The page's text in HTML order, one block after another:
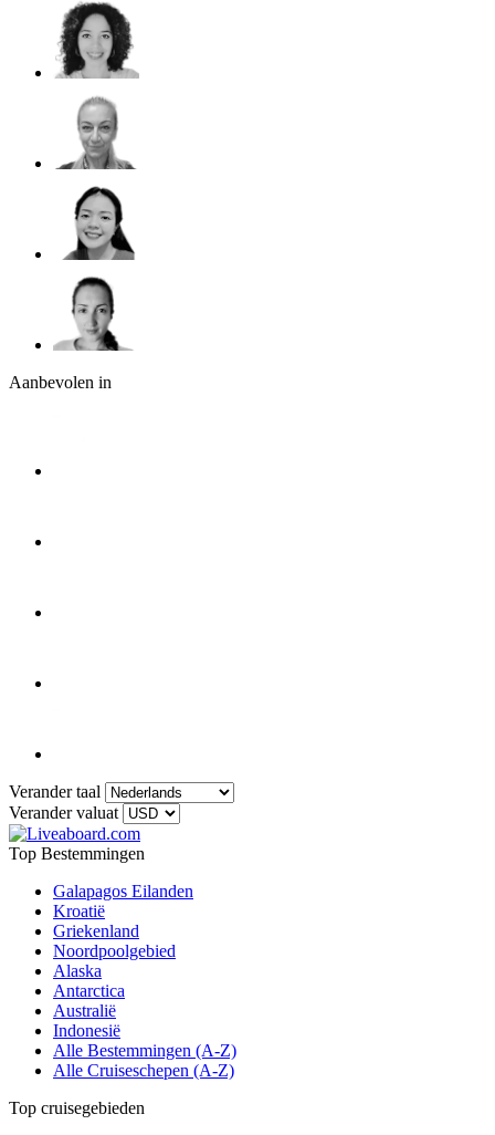
Aanbevolen in
Verander taal
Verander valuat
Top Bestemmingen
Galapagos Eilanden
Kroatië
Griekenland
Noordpoolgebied
Alaska
Antarctica
Australië
Indonesië
Alle Bestemmingen (A-Z)
Alle Cruiseschepen (A-Z)
Top cruisegebieden